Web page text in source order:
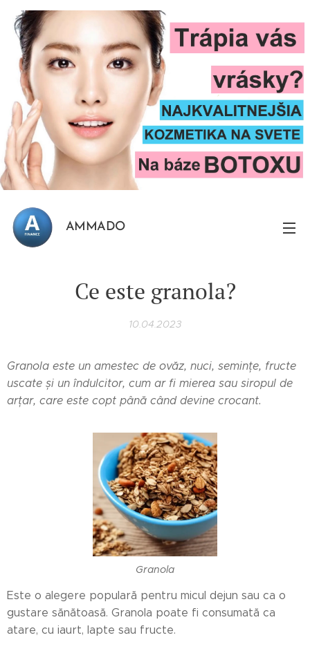
AMMADO
Ce este granola?
10.04.2023
Granola este un amestec de ovăz, nuci, semințe, fructe
uscate și un îndulcitor, cum ar fi mierea sau siropul de
arțar, care este copt până când devine crocant.
Granola
Este o alegere populară pentru micul dejun sau ca o
gustare sănătoasă. Granola poate fi consumată ca
atare, cu iaurt, lapte sau fructe.